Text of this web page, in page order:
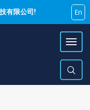
有限公司! En
工业区